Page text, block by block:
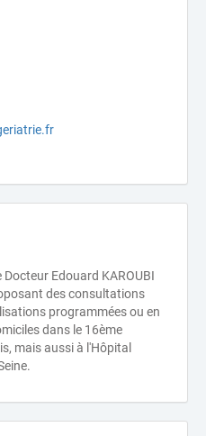
Docteur Edouard KAROUBI
des consultations
programmées ou en
dans le 16ème
mais aussi à l'Hôpital